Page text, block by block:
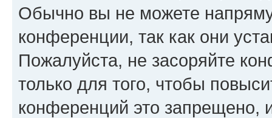
Обычно вы не можете
конференции, так как они
Пожалуйста, не засоряйте
только для того, чтобы
конференций это запрещено,